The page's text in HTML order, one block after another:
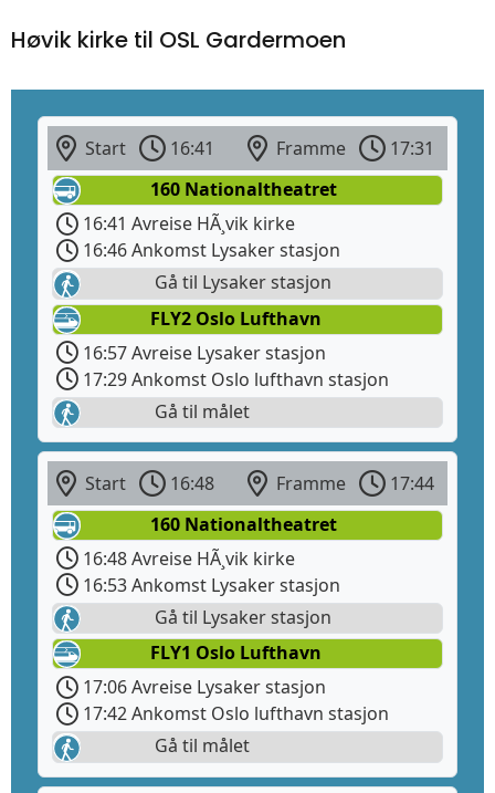
Høvik kirke til OSL Gardermoen
Start 16:41 Framme
17:31
160 Nationaltheatret
16:41 Avreise HÃ¸vik kirke
16:46 Ankomst Lysaker stasjon
Gå til Lysaker stasjon
FLY2 Oslo Lufthavn
16:57 Avreise Lysaker stasjon
17:29 Ankomst Oslo lufthavn stasjon
Gå til målet
Start 16:48 Framme
17:44
160 Nationaltheatret
16:48 Avreise HÃ¸vik kirke
16:53 Ankomst Lysaker stasjon
Gå til Lysaker stasjon
FLY1 Oslo Lufthavn
17:06 Avreise Lysaker stasjon
17:42 Ankomst Oslo lufthavn stasjon
Gå til målet